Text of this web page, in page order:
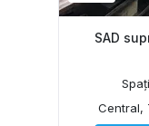
SAD
Central,